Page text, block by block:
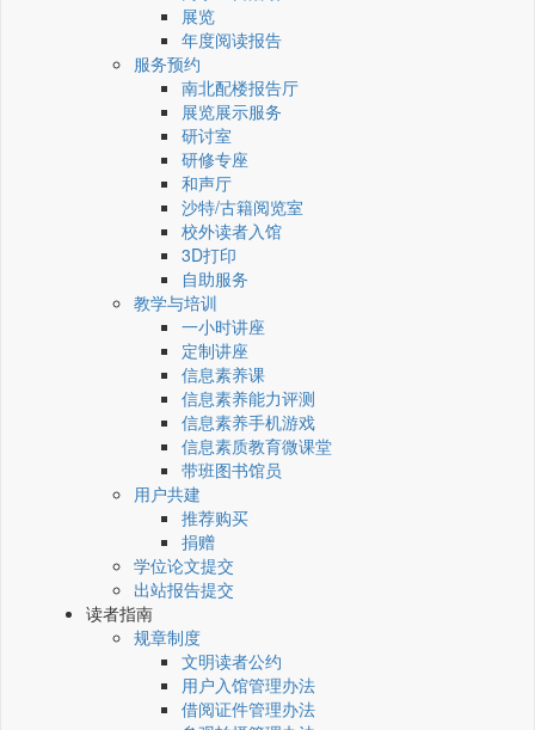
展览
年度阅读报告
服务预约
南北配楼报告厅
展览展示服务
研讨室
研修专座
和声厅
沙特/古籍阅览室
校外读者入馆
3D打印
自助服务
教学与培训
一小时讲座
定制讲座
信息素养课
信息素养能力评测
信息素养手机游戏
信息素质教育微课堂
带班图书馆员
用户共建
推荐购买
捐赠
学位论文提交
出站报告提交
读者指南
规章制度
文明读者公约
用户入馆管理办法
借阅证件管理办法